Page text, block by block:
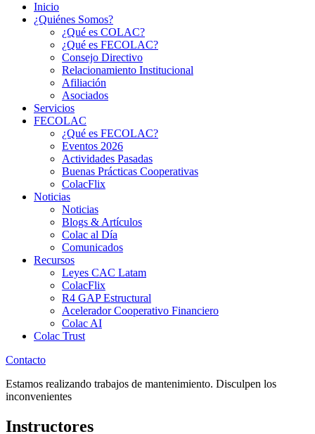
Inicio
¿Quiénes Somos?
¿Qué es COLAC?
¿Qué es FECOLAC?
Consejo Directivo
Relacionamiento Institucional
Afiliación
Asociados
Servicios
FECOLAC
¿Qué es FECOLAC?
Eventos 2026
Actividades Pasadas
Buenas Prácticas Cooperativas
ColacFlix
Noticias
Noticias
Blogs & Artículos
Colac al Día
Comunicados
Recursos
Leyes CAC Latam
ColacFlix
R4 GAP Estructural
Acelerador Cooperativo Financiero
Colac AI
Colac Trust
Contacto
Estamos realizando trabajos de mantenimiento. Disculpen los
inconvenientes
Instructores